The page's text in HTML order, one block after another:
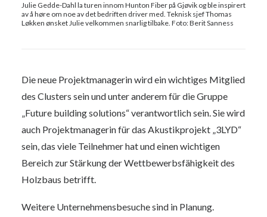
Julie Gedde-Dahl la turen innom Hunton Fiber på Gjøvik og ble inspirert
av å høre om noe av det bedriften driver med. Teknisk sjef Thomas
Løkken ønsket Julie velkommen snarlig tilbake. Foto: Berit Sanness
Die neue Projektmanagerin wird ein wichtiges Mitglied
des Clusters sein und unter anderem für die Gruppe
„Future building solutions“ verantwortlich sein. Sie wird
auch Projektmanagerin für das Akustikprojekt „3LYD“
sein, das viele Teilnehmer hat und einen wichtigen
Bereich zur Stärkung der Wettbewerbsfähigkeit des
Holzbaus betrifft.
Weitere Unternehmensbesuche sind in Planung.